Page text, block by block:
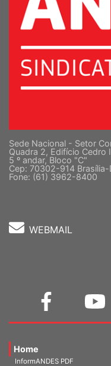
Sede Nacional - Setor
Quadra 2, Edifício Cedro
5 º andar, Bloco "C"
Cep: 70302-914 Brasília-
Fone: (61) 3962-8400
WEBMAIL
Home
InformANDES PDF